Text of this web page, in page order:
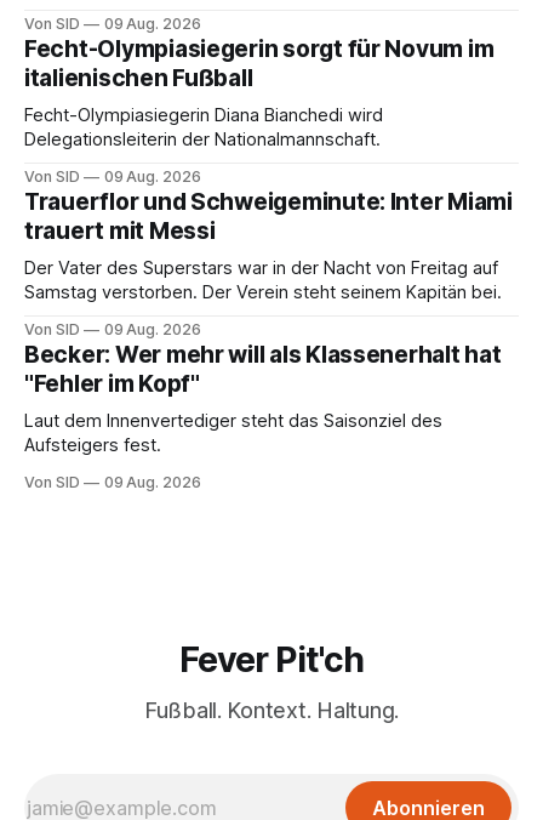
Von SID 09 Aug. 2026
Fecht-Olympiasiegerin sorgt für Novum im
italienischen Fußball
Fecht-Olympiasiegerin Diana Bianchedi wird
Delegationsleiterin der Nationalmannschaft.
Von SID 09 Aug. 2026
Trauerflor und Schweigeminute: Inter Miami
trauert mit Messi
Der Vater des Superstars war in der Nacht von Freitag auf
Samstag verstorben. Der Verein steht seinem Kapitän bei.
Von SID 09 Aug. 2026
Becker: Wer mehr will als Klassenerhalt hat
"Fehler im Kopf"
Laut dem Innenvertediger steht das Saisonziel des
Aufsteigers fest.
Von SID 09 Aug. 2026
Fever Pit'ch
Fußball. Kontext. Haltung.
Abonnieren